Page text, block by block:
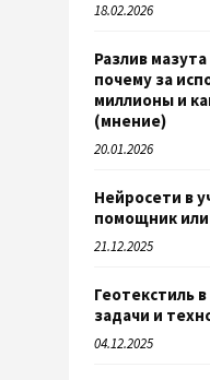
18.02.2026
Разлив
почему за
миллионы и
(мнение)
20.01.2026
Нейросети в
помощник или
21.12.2025
Геотекстиль
задачи и
04.12.2025